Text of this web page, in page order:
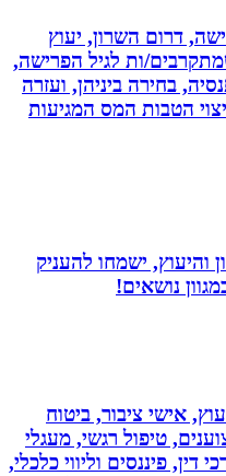
השרון, יעוץ
ות לגיל הפרישה,
ביניהן, ועזרה
המס המגיעות
ישמחו להעניק
נושאים!
ציבור, ביטוח
טיפול רגשי, מעגלי
וליווי כלכלי,